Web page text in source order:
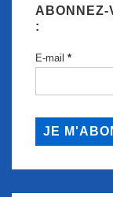
ABONNEZ-
:
E-mail *